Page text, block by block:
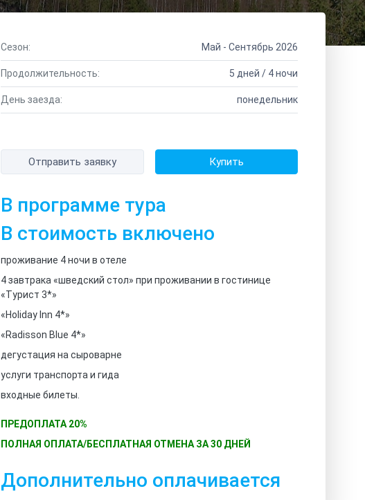
Сезон: Май - Сентябрь 2026
Продолжительность: 5 дней / 4 ночи
День заезда: понедельник
Отправить заявку Купить
В программе тура
В стоимость включено
проживание 4 ночи в отеле
4 завтрака «шведский стол» при проживании в гостинице
«Турист 3*»
«Holiday Inn 4*»
«Radisson Blue 4*»
дегустация на сыроварне
услуги транспорта и гида
входные билеты.
ПРЕДОПЛАТА 20%
ПОЛНАЯ ОПЛАТА/БЕСПЛАТНАЯ ОТМЕНА ЗА 30 ДНЕЙ
Дополнительно оплачивается